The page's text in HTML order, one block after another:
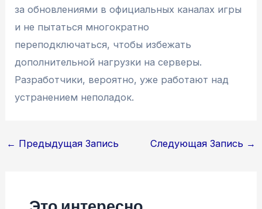
за обновлениями в официальных каналах игры
и не пытаться многократно
переподключаться, чтобы избежать
дополнительной нагрузки на серверы.
Разработчики, вероятно, уже работают над
устранением неполадок.
Навигация
← Предыдущая Запись Следующая Запись →